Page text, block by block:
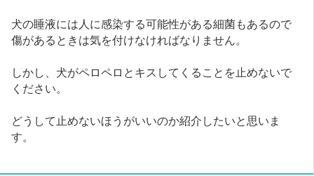
犬の睡液には人に感染する可能性がある細菌もあるので
傷があるときは気を付けなければなりません。
しかし、犬がペロペロとキスしてくることを止めないで
ください。
どうして止めないほうがいいのか紹介したいと思いま
す。